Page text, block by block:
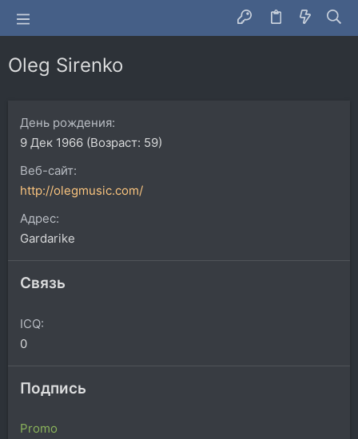
Oleg Sirenko
День рождения
9 Дек 1966 (Возраст: 59)
Веб-сайт
http://olegmusic.com/
Адрес
Gardarike
Связь
ICQ
0
Подпись
Promo